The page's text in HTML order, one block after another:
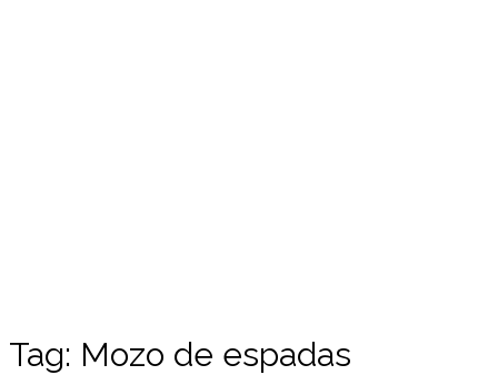
Tag: Mozo de espadas